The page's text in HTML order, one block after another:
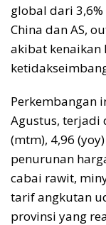
global dari
China dan AS,
akibat kenaikan
Perkembangan
Agustus, terjadi
(mtm), 4,96
penurunan
cabai rawit,
tarif angkutan
provinsi yang